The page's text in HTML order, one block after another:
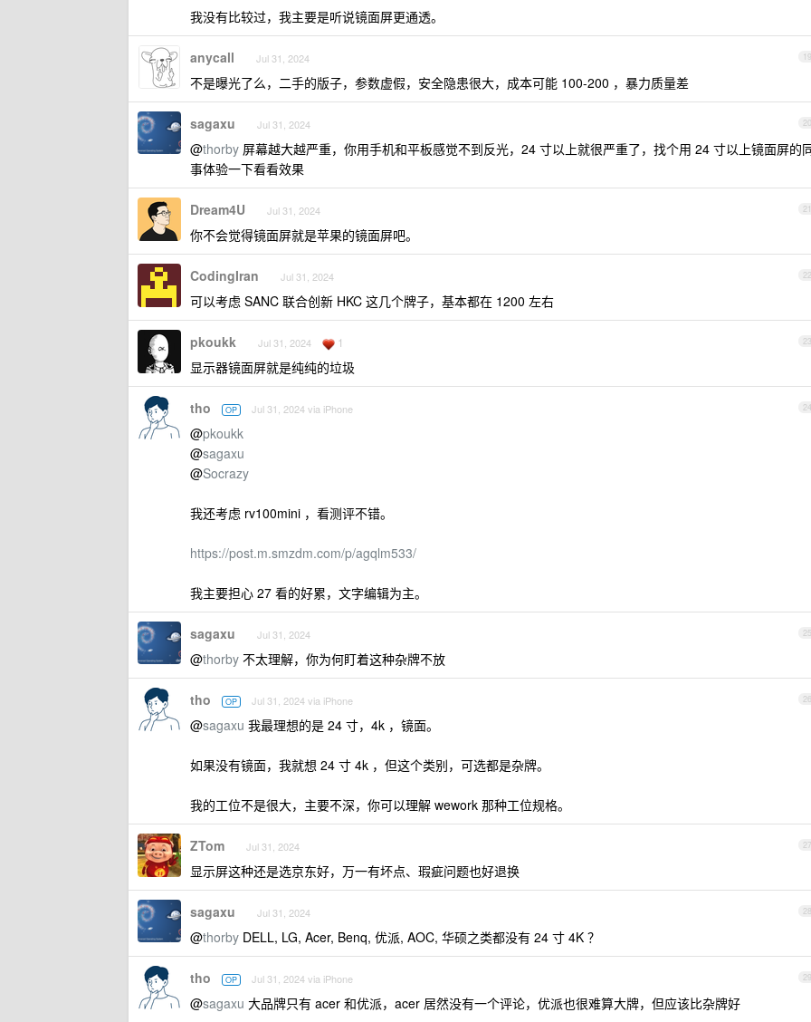
我没有比较过，我主要是听说镜面屏更通透。
19
anycall Jul 31, 2024
不是曝光了么，二手的版子，参数虚假，安全隐患很大，成本可能 100-200 ，暴力质量差
20
sagaxu Jul 31, 2024
@thorby 屏幕越大越严重，你用手机和平板感觉不到反光，24 寸以上就很严重了，找个用 24 寸以上镜面屏的
事体验一下看看效果
21
Dream4U Jul 31, 2024
你不会觉得镜面屏就是苹果的镜面屏吧。
22
CodingIran Jul 31, 2024
可以考虑 SANC 联合创新 HKC 这几个牌子，基本都在 1200 左右
23
pkoukk Jul 31, 2024 1
显示器镜面屏就是纯纯的垃圾
24
tho OP Jul 31, 2024 via iPhone
@pkoukk
@sagaxu
@Socrazy
我还考虑 rv100mini ，看测评不错。
https://post.m.smzdm.com/p/agqlm533/
我主要担心 27 看的好累，文字编辑为主。
25
sagaxu Jul 31, 2024
@thorby 不太理解，你为何盯着这种杂牌不放
26
tho OP Jul 31, 2024 via iPhone
@sagaxu 我最理想的是 24 寸，4k ，镜面。
如果没有镜面，我就想 24 寸 4k ，但这个类别，可选都是杂牌。
我的工位不是很大，主要不深，你可以理解 wework 那种工位规格。
27
ZTom Jul 31, 2024
显示屏这种还是选京东好，万一有坏点、瑕疵问题也好退换
28
sagaxu Jul 31, 2024
@thorby DELL, LG, Acer, Benq, 优派, AOC, 华硕之类都没有 24 寸 4K ？
29
tho OP Jul 31, 2024 via iPhone
@sagaxu 大品牌只有 acer 和优派，acer 居然没有一个评论，优派也很难算大牌，但应该比杂牌好